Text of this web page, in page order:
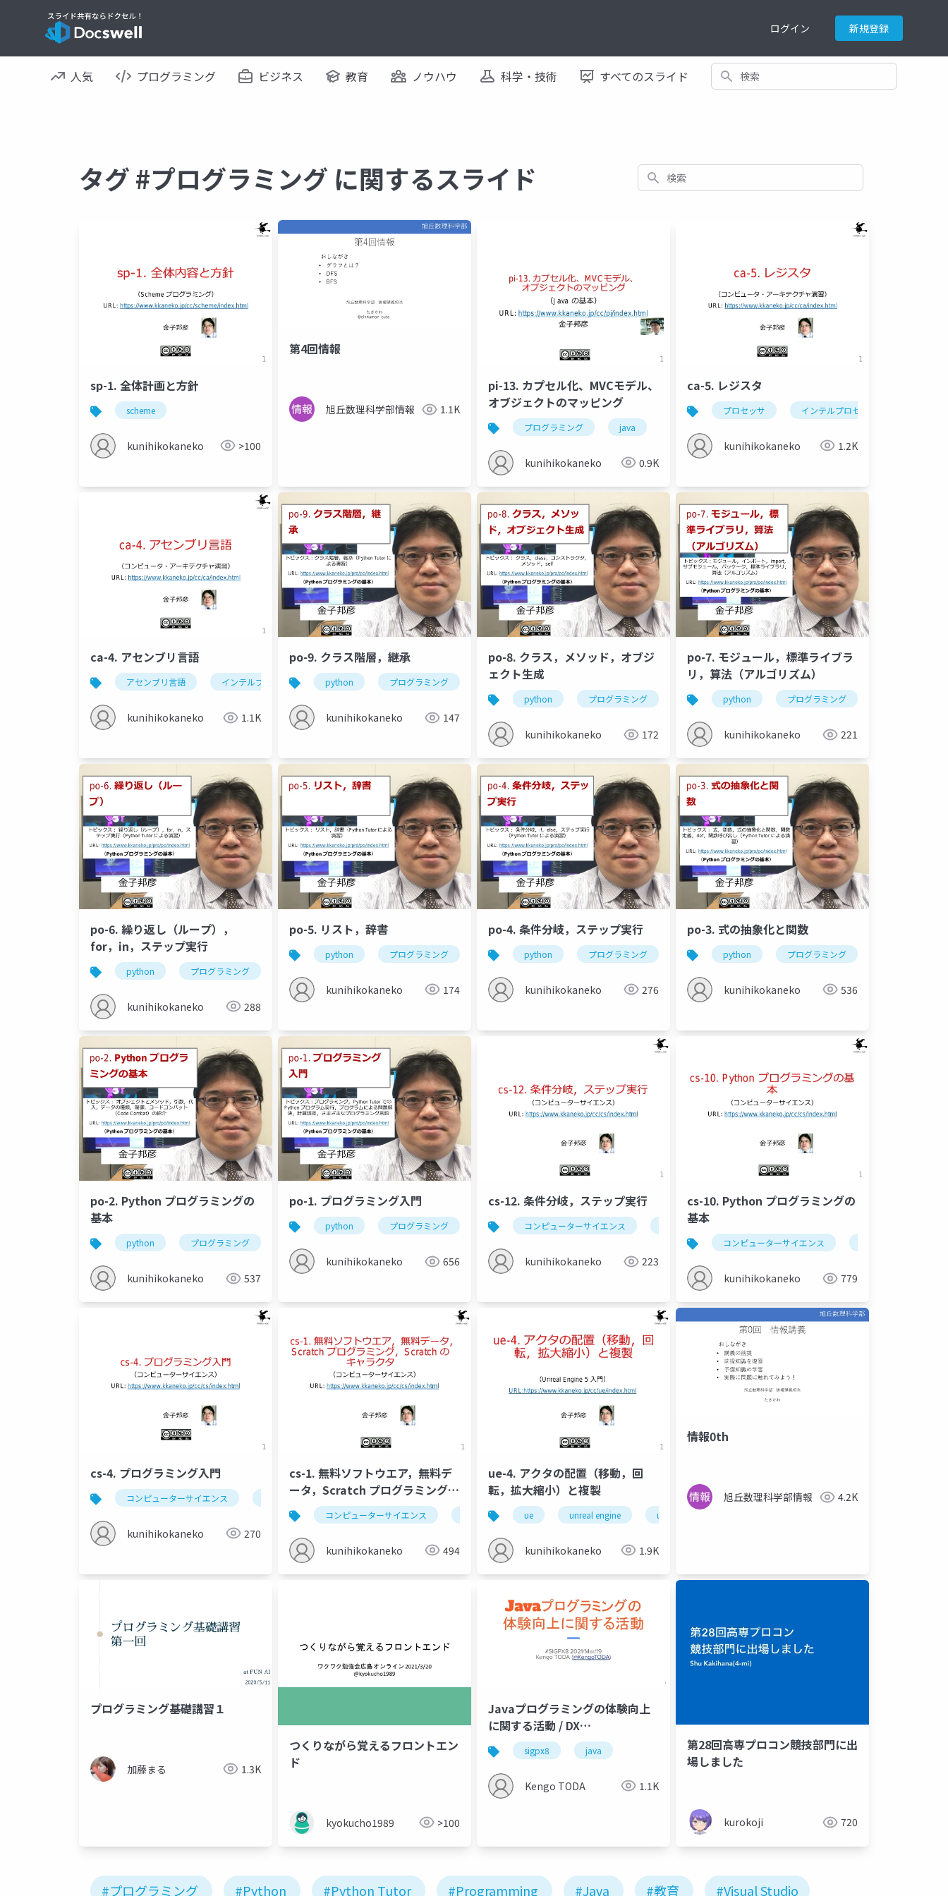
ログイン 新規登録
人気 プログラミング ビジネス 教育 ノウハウ 科学・技術 すべてのスライド 検索
タグ #プログラミング に関するスライド 検索
sp-1. 全体計画と方針
scheme
kunihikokaneko >100
第4回情報
旭丘数理科学部情報 1.1K
pi-13. カプセル化、MVCモデル、
オブジェクトのマッピング
プログラミング java
kunihikokaneko 0.9K
ca-5. レジスタ
プロセッサ インテルプロセッサ
kunihikokaneko 1.2K
ca-4. アセンブリ言語
アセンブリ言語 インテルプロセッサ 逆アセンブル デバッガー ステップ実行
kunihikokaneko 1.1K
po-9. クラス階層，継承
python プログラミング メソッド 継承 super
kunihikokaneko 147
po-8. クラス，メソッド，オブジ
ェクト生成
python プログラミング クラス オブジェクト クラス定義
kunihikokaneko 172
po-7. モジュール，標準ライブラ
リ，算法（アルゴリズム）
python プログラミング
kunihikokaneko 221
po-6. 繰り返し（ループ），
for，in，ステップ実行
python プログラミング
kunihikokaneko 288
po-5. リスト，辞書
python プログラミング リスト 辞書 python tutor 金子邦彦研究室
kunihikokaneko 174
po-4. 条件分岐，ステップ実行
python プログラミング 条件分岐 else ステップ実行
kunihikokaneko 276
po-3. 式の抽象化と関数
python プログラミング
kunihikokaneko 536
po-2. Python プログラミングの
基本
python プログラミング 条件分岐 繰り返し（ループ）
kunihikokaneko 537
po-1. プログラミング入門
python プログラミング python tutor python tutor での python プログラム実行
kunihikokaneko 656
cs-12. 条件分岐，ステップ実行
コンピューターサイエンス プログラミング
kunihikokaneko 223
cs-10. Python プログラミングの
基本
コンピューターサイエンス
kunihikokaneko 779
cs-4. プログラミング入門
コンピューターサイエンス コンピュータでの計算の誤差 プログラミング言語 プログラミング
kunihikokaneko 270
cs-1. 無料ソフトウエア，無料デ
ータ，Scratch プログラミング，
Scratch のキャラクタ
コンピューターサイエンス 無料ソフトウェア 無料データ scratch
kunihikokaneko 494
ue-4. アクタの配置（移動，回
転，拡大縮小）と複製
ue unreal engine ue5
kunihikokaneko 1.9K
情報0th
旭丘数理科学部情報 4.2K
プログラミング基礎講習１
加藤まる 1.3K
つくりながら覚えるフロントエン
ド
kyokucho1989 >100
Javaプログラミングの体験向上
に関する活動 / DX
enhancement around Java
programming
sigpx8 java
Kengo TODA 1.1K
第28回高専プロコン競技部門に出
場しました
kurokoji 720
#プログラミング #Python #Python Tutor #Programming #Java #教育 #Visual Studio